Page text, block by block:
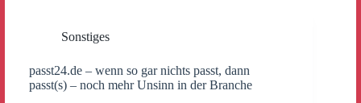
Sonstiges
passt24.de – wenn so gar nichts passt, dann
passt(s) – noch mehr Unsinn in der Branche